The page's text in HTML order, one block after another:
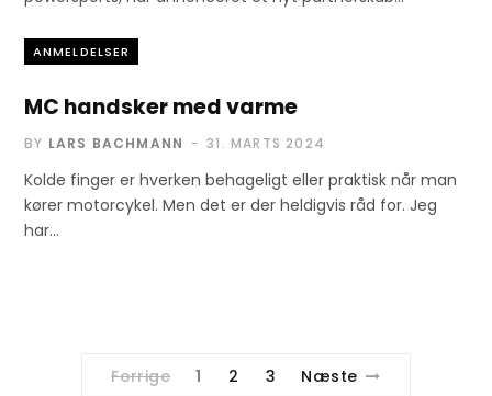
ANMELDELSER
MC handsker med varme
BY LARS BACHMANN 31. MARTS 2024
Kolde finger er hverken behageligt eller praktisk når man
kører motorcykel. Men det er der heldigvis råd for. Jeg
har…
Forrige 1 2 3 Næste